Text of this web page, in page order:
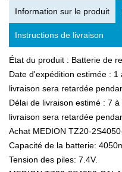
Information sur le produit
Instructions de livraison
État du produit : Batterie de
Date d'expédition estimée :
livraison sera retardée
Délai de livraison estimé : 7
livraison sera retardée
Achat MEDION TZ20-
Capacité de la batterie:
Tension des piles: 7.4V.